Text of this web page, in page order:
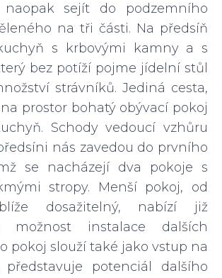
sejít do podzemního
na tři části. Na předsíň
s krbovými kamny a s
bez potíží pojme jídelní stůl
strávníků. Jediná cesta,
prostor bohatý obývací pokoj
Schody vedoucí vzhůru
nás zavedou do prvního
se nacházejí dva pokoje s
stropy. Menší pokoj, od
dosažitelný, nabízí již
možnost instalace dalších
pokoj slouží také jako vstup na
potenciál dalšího